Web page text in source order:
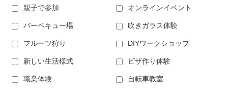
親子で参加 オンラインイベント
バーベキュー場 吹きガラス体験
フルーツ狩り DIYワークショップ
新しい生活様式 ピザ作り体験
職業体験 自転車教室